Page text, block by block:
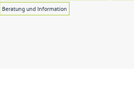
Beratung und Information